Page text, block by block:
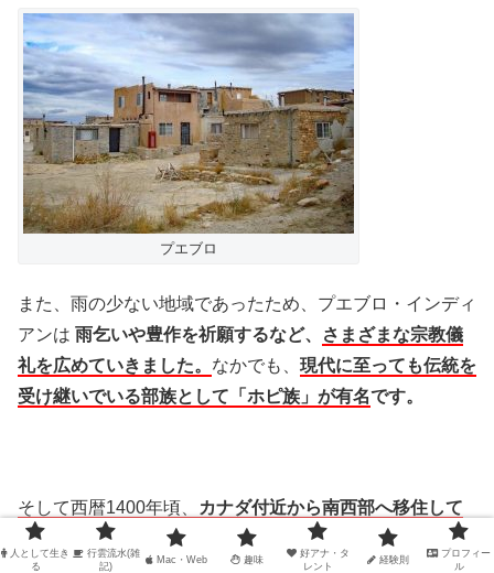
プエブロ
また、雨の少ない地域であったため、プエブロ・インディ
アンは 雨乞いや豊作を祈願するなど、
さまざまな宗教儀
礼を広めていきました。 なかでも、 現代に至っても伝統を
受け継いでいる部族として「ホピ族」が有名です。
そして西暦1400年頃、
カナダ付近から南西部へ移住して
きたのが、狩猟部族である「アパッチ族」と遊牧民族であ
人として生き
る
行雲流水(雑
記)
Mac・Web 趣味
好アナ・タ
レント
経験則
プロフィー
ル